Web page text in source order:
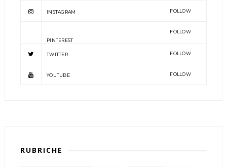
INSTAGRAM FOLLOW
PINTEREST
FOLLOW
TWITTER FOLLOW
YOUTUBE FOLLOW
RUBRICHE